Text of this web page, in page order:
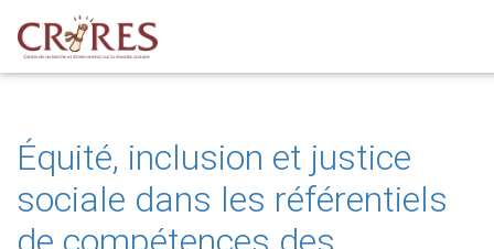
Équité, inclusion et justice
sociale dans les référentiels